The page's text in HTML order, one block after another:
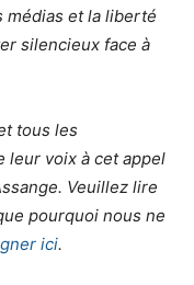
médias et la liberté
silencieux face à
tous les
leur voix à cet appel
Veuillez lire
pourquoi nous ne
ici.